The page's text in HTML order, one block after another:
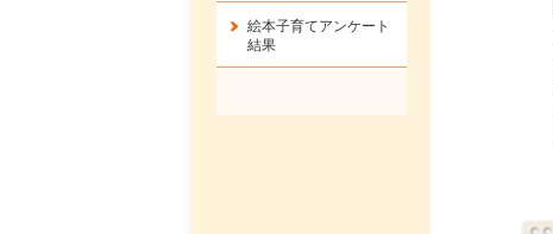
絵本子育てアンケート
結果